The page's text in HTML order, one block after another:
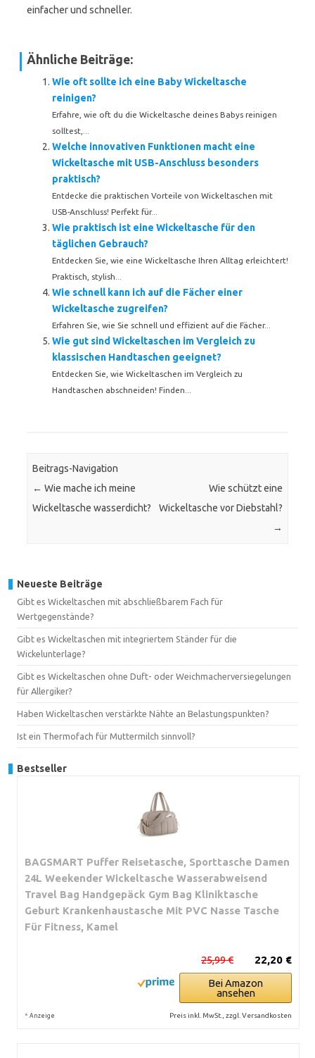
einfacher und schneller.
Ähnliche Beiträge:
Wie oft sollte ich eine Baby Wickeltasche
reinigen?
Erfahre, wie oft du die Wickeltasche deines Babys reinigen
solltest,...
Welche innovativen Funktionen macht eine
Wickeltasche mit USB-Anschluss besonders
praktisch?
Entdecke die praktischen Vorteile von Wickeltaschen mit
USB-Anschluss! Perfekt für...
Wie praktisch ist eine Wickeltasche für den
täglichen Gebrauch?
Entdecken Sie, wie eine Wickeltasche Ihren Alltag erleichtert!
Praktisch, stylish...
Wie schnell kann ich auf die Fächer einer
Wickeltasche zugreifen?
Erfahren Sie, wie Sie schnell und effizient auf die Fächer...
Wie gut sind Wickeltaschen im Vergleich zu
klassischen Handtaschen geeignet?
Entdecken Sie, wie Wickeltaschen im Vergleich zu
Handtaschen abschneiden! Finden...
Beitrags-Navigation
← Wie mache ich meine
Wickeltasche wasserdicht?
Wie schützt eine
Wickeltasche vor Diebstahl?
→
Neueste Beiträge
Gibt es Wickeltaschen mit abschließbarem Fach für
Wertgegenstände?
Gibt es Wickeltaschen mit integriertem Ständer für die
Wickelunterlage?
Gibt es Wickeltaschen ohne Duft- oder Weichmacherversiegelungen
für Allergiker?
Haben Wickeltaschen verstärkte Nähte an Belastungspunkten?
Ist ein Thermofach für Muttermilch sinnvoll?
Bestseller
BAGSMART Puffer Reisetasche, Sporttasche Damen
24L Weekender Wickeltasche Wasserabweisend
Travel Bag Handgepäck Gym Bag Kliniktasche
Geburt Krankenhaustasche Mit PVC Nasse Tasche
Für Fitness, Kamel
22,20 €
25,99 €
Bei Amazon
ansehen
* Anzeige Preis inkl. MwSt., zzgl. Versandkosten